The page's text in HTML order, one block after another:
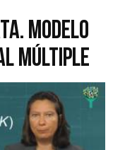
MODELO
MÚLTIPLE